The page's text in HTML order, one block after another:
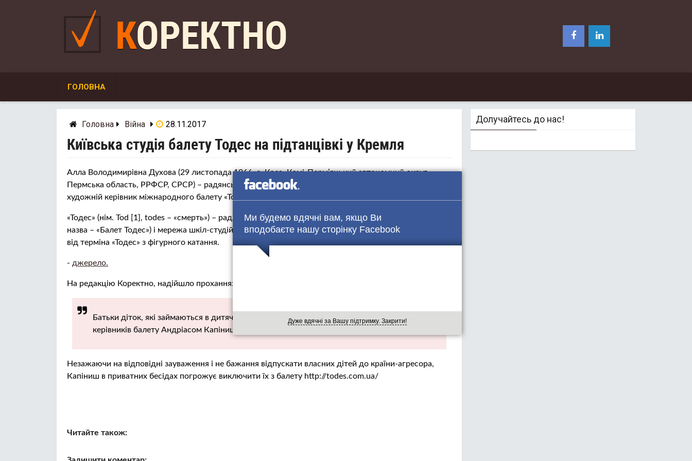
Ми будемо вдячні вам, якщо Ви
вподобаєте нашу сторінку Facebook
Дуже вдячні за Вашу підтримку. Закрити!
КОРЕКТНО
ГОЛОВНА
Головна Війна 28.11.2017
Київська студія балету Тодес на підтанцівкі у Кремля
Алла Володимирівна Духова (29 листопада 1966, с. Коса, Комі-Перм’яцький автономний округ,
Пермська область, РРФСР, СРСР) – радянський і російський професійний хореограф, засновниця і
художній керівник міжнародного балету «Тодес».
«Тодес» (нім. Tod [1], todes – «смерть») – радянський і російський танцювальний колектив (офіційна
назва – «Балет Тодес») і мережа шкіл-студій з навчання танцювального мистецтва. Назва походить
від терміна «Тодес» з фігурного катання.
- джерело.
На редакцію Коректно, надійшло прохання:
Батьки діток, які займаються в дитячому балеті Тодес, невдоволені нав’язуванням одним з
керівників балету Андріасом Капінишем поїздки їх дітей до Москви.
Незажаючи на відповідні зауваження і не бажання відпускати власних дітей до країни-агресора,
Капіниш в приватних бесідах погрожує виключити їх з балету http://todes.com.ua/
Читайте також:
Долучайтесь до нас!